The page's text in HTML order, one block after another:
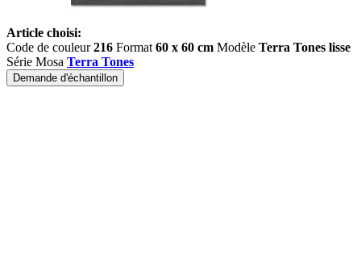
Article choisi:
Code de couleur216 Format 60 x 60 cm Modèle Terra Tones lisse
Série Mosa Terra Tones
Demande d'échantillon